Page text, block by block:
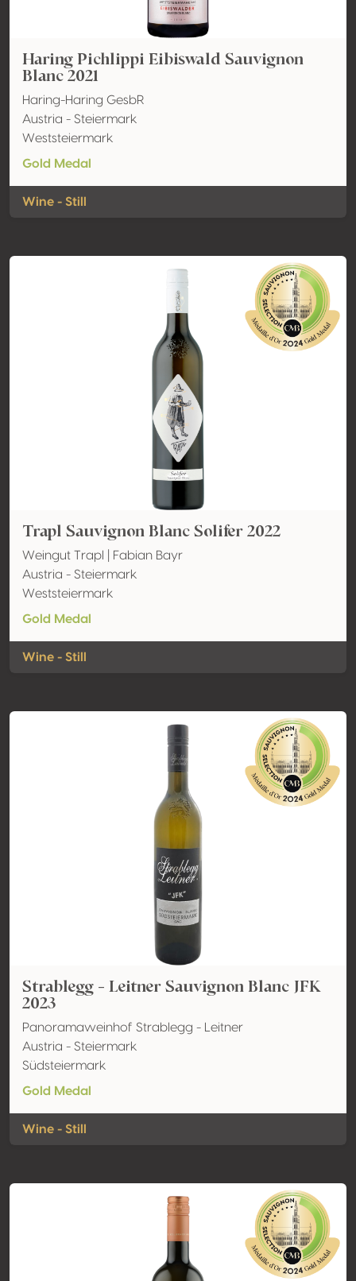
Haring Pichlippi Eibiswald Sauvignon
Blanc 2021
Haring-Haring GesbR
Austria - Steiermark
Weststeiermark
Gold Medal
Wine - Still
Trapl Sauvignon Blanc Solifer 2022
Weingut Trapl | Fabian Bayr
Austria - Steiermark
Weststeiermark
Gold Medal
Wine - Still
Strablegg - Leitner Sauvignon Blanc JFK
2023
Panoramaweinhof Strablegg - Leitner
Austria - Steiermark
Südsteiermark
Gold Medal
Wine - Still